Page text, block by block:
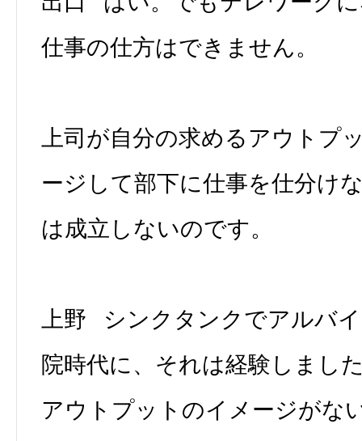
仕事の仕方はできません。
上司が自分の求めるアウトプ
ージして部下に仕事を仕分け
は成立しないのです。
上野 シンクタンクでアルバ
院時代に、それは経験しまし
アウトプットのイメージがな